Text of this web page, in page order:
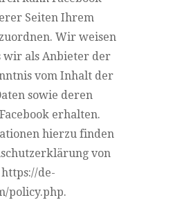
Seiten Ihrem
Wir weisen
wir als Anbieter der
vom Inhalt der
sowie deren
erhalten.
hierzu finden
von
de-
policy.php.